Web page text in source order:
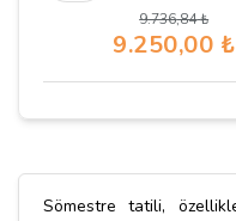
9.736,84₺
9.250,00 ₺
Sömestre tatili,